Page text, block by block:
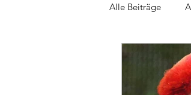
Alle Beiträge
Gesunder